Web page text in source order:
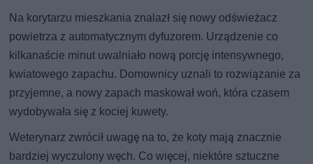
Na korytarzu mieszkania znalazł się nowy odświeżacz
powietrza z automatycznym dyfuzorem. Urządzenie co
kilkanaście minut uwalniało nową porcję intensywnego,
kwiatowego zapachu. Domownicy uznali to rozwiązanie za
przyjemne, a nowy zapach maskował woń, która czasem
wydobywała się z kociej kuwety.
Weterynarz zwrócił uwagę na to, że koty mają znacznie
bardziej wyczulony węch. Co więcej, niektóre sztuczne